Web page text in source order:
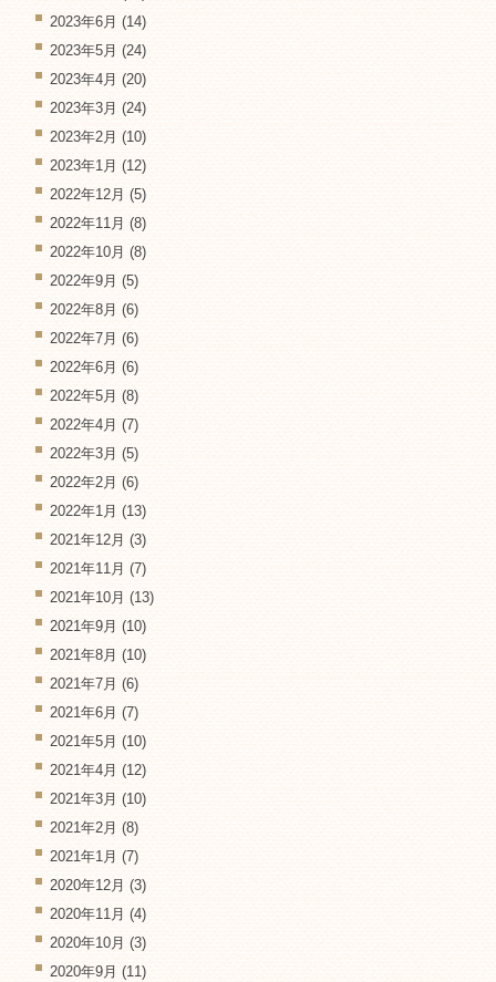
2023年6月 (14)
2023年5月 (24)
2023年4月 (20)
2023年3月 (24)
2023年2月 (10)
2023年1月 (12)
2022年12月 (5)
2022年11月 (8)
2022年10月 (8)
2022年9月 (5)
2022年8月 (6)
2022年7月 (6)
2022年6月 (6)
2022年5月 (8)
2022年4月 (7)
2022年3月 (5)
2022年2月 (6)
2022年1月 (13)
2021年12月 (3)
2021年11月 (7)
2021年10月 (13)
2021年9月 (10)
2021年8月 (10)
2021年7月 (6)
2021年6月 (7)
2021年5月 (10)
2021年4月 (12)
2021年3月 (10)
2021年2月 (8)
2021年1月 (7)
2020年12月 (3)
2020年11月 (4)
2020年10月 (3)
2020年9月 (11)